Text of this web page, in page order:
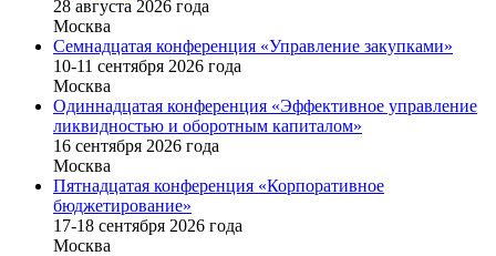
28 августа 2026 года
Москва
Семнадцатая конференция «Управление закупками»
10-11 сентября 2026 года
Москва
Одиннадцатая конференция «Эффективное управление
ликвидностью и оборотным капиталом»
16 cентября 2026 года
Москва
Пятнадцатая конференция «Корпоративное
бюджетирование»
17-18 сентября 2026 года
Москва